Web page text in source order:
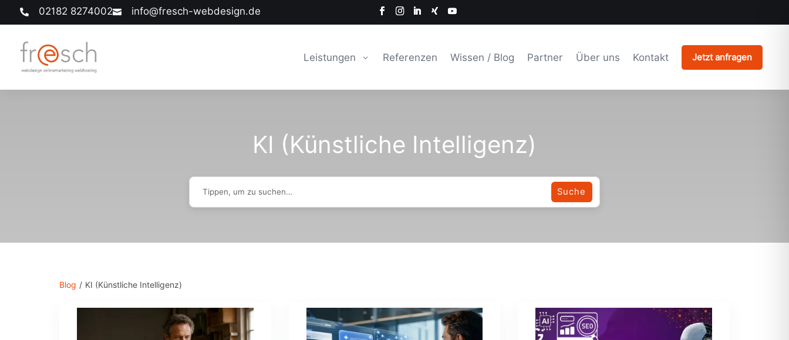
 02182 8274002 info@fresch-webdesign.de
Leistungen Referenzen Wissen / Blog Partner Über uns Kontakt Jetzt anfragen
KI (Künstliche Intelligenz)
Blog / KI (Künstliche Intelligenz)